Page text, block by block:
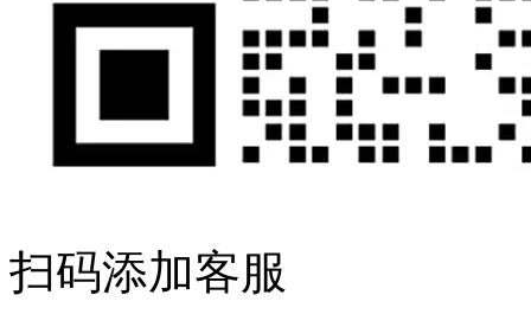
扫码添加客服